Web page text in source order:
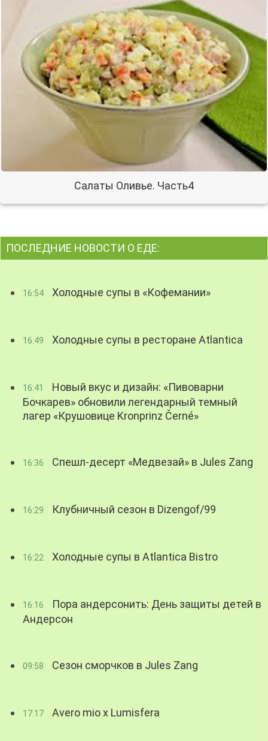
Салаты Оливье. Часть4
ПОСЛЕДНИЕ НОВОСТИ О ЕДЕ:
16:54 Холодные супы в «Кофемании»
16:49 Холодные супы в ресторане Atlantica
16:41
Новый вкус и дизайн: «Пивоварни
Бочкарев» обновили легендарный темный
лагер «Крушовице Kronprinz Černé»
16:36 Спешл-десерт «Медвезай» в Jules Zang
16:29 Клубничный сезон в Dizengof/99
16:22 Холодные супы в Atlantica Bistro
16:16
Пора андерсонить: День защиты детей в
Андерсон
09:58 Сезон сморчков в Jules Zang
17:17 Avero mio x Lumisfera